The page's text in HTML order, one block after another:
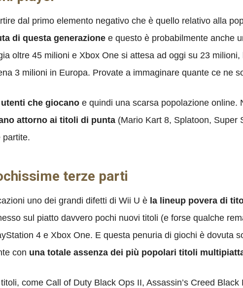
dal primo elemento negativo che è quello relativo alla
di questa generazione e questo è probabilmente anche
oltre 45 milioni e Xbox One si attesa ad oggi su 23
3 milioni in Europa. Provate a immaginare quante ce ne
che giocano e quindi una scarsa popolazione online.
attorno ai titoli di punta (Mario Kart 8, Splatoon, Super
partite.
terze parti
uno dei grandi difetti di Wii U è la lineup povera di
sul piatto davvero pochi nuovi titoli (e forse qualche
4 e Xbox One. E questa penuria di giochi è dovuta
con una totale assenza dei più popolari titoli
come Call of Duty Black Ops II, Assassin’s Creed